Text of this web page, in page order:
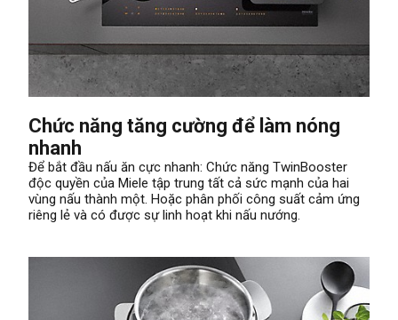
Chức năng tăng cường để làm nóng
nhanh
Để bắt đầu nấu ăn cực nhanh: Chức năng TwinBooster
độc quyền của Miele tập trung tất cả sức mạnh của hai
vùng nấu thành một. Hoặc phân phối công suất cảm ứng
riêng lẻ và có được sự linh hoạt khi nấu nướng.